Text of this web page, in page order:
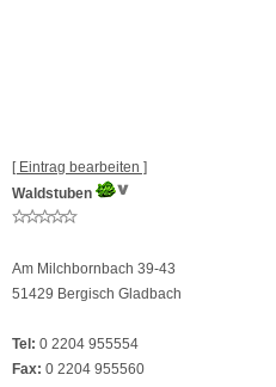
[ Eintrag bearbeiten ]
Waldstuben
Am Milchbornbach 39-43
51429 Bergisch Gladbach
Tel: 0 2204 955554
Fax: 0 2204 955560